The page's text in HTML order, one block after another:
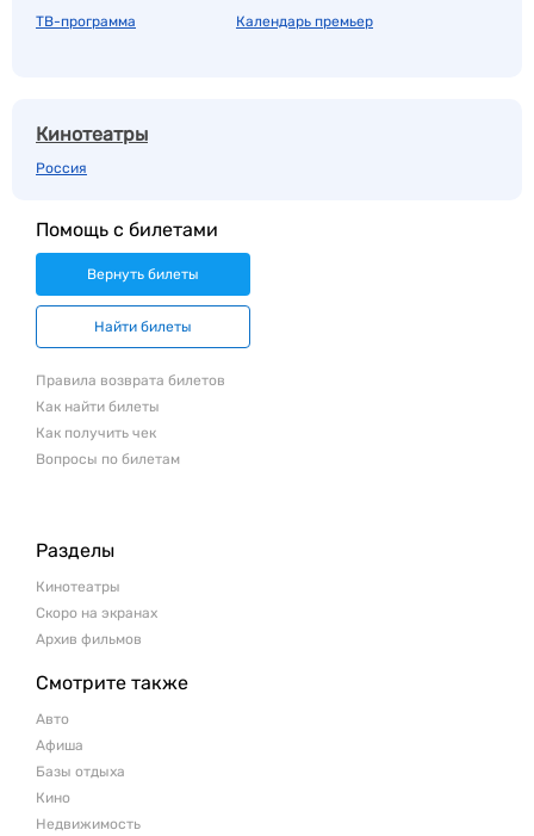
ТВ-программа
Календарь премьер
Кинотеатры
Россия
Помощь с билетами
Вернуть билеты
Найти билеты
Правила возврата билетов
Как найти билеты
Как получить чек
Вопросы по билетам
Разделы
Кинотеатры
Скоро на экранах
Архив фильмов
Смотрите также
Авто
Афиша
Базы отдыха
Кино
Недвижимость